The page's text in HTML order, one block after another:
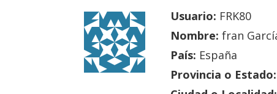
Usuario: FRK80
Nombre: fran
País: España
Provincia o Estado: